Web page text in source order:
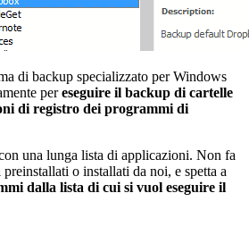
di backup specializzato per Windows
pereseguire il backup di cartelle
di registro dei programmi di
una lunga lista di applicazioni. Non fa
o installati da noi, e spetta a
dalla lista di cui si vuol eseguire il